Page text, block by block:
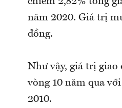
năm 2020. Giá trị
đồng.
Như vậy, giá trị giao
vòng 10 năm qua
2010.